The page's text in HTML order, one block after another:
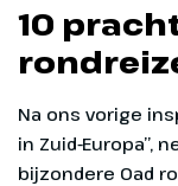
10
Na ons vorige
in Zuid-
bijzondere Oad